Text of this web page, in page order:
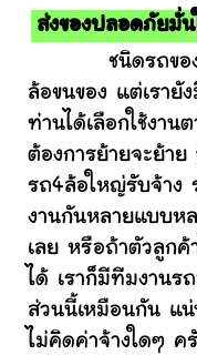
ส่งของปลอดภัยมั่น
ชนิดรถของทาง
ล้อขนของ แต่เรายั
ท่านได้เลือกใช้งาน
ต้องการย้ายจะย้าย
รถ4ล้อใหญ่รับจ้าง
งานกันหลายแบบห
เลย หรือถ้าตัวลูกค้
ได้ เราก็มีทีมงานร
ส่วนนี้เหมือนกัน แน่
ไม่คิดค่าจ้างใดๆ ค